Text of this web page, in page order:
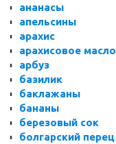
ананасы
апельсины
арахис
арахисовое масло
арбуз
базилик
баклажаны
бананы
березовый сок
болгарский перец